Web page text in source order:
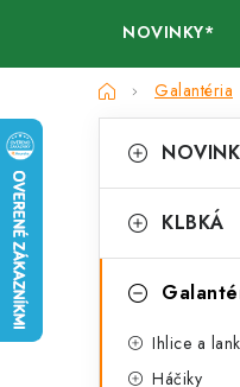
NOVINKY*
DomovGalantéria
o
n
kategórie
a
e
KLBKÁ
Ihlice a
Háčiky